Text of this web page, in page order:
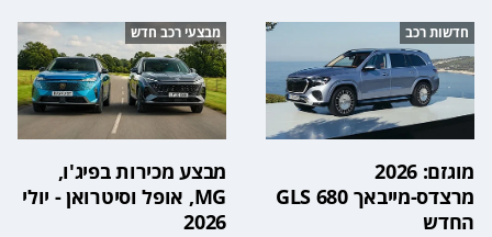
חדשות רכב
מוגזם: 2026
מרצדס-מייבאך GLS 680
החדש
מבצעי רכב חדש
מבצע מכירות בפיג'ו,
MG, אופל וסיטרואן - יולי
2026